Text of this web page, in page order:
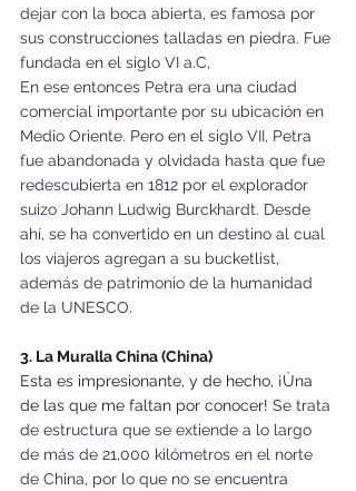
dejar con la boca abierta, es famosa por
sus construcciones talladas en piedra. Fue
fundada en el siglo VI a.C,
En ese entonces Petra era una ciudad
comercial importante por su ubicación en
Medio Oriente. Pero en el siglo VII, Petra
fue abandonada y olvidada hasta que fue
redescubierta en 1812 por el explorador
suizo Johann Ludwig Burckhardt. Desde
ahí, se ha convertido en un destino al cual
los viajeros agregan a su bucketlist,
además de patrimonio de la humanidad
de la UNESCO.
3. La Muralla China (China)
Esta es impresionante, y de hecho, ¡Ùna
de las que me faltan por conocer! Se trata
de estructura que se extiende a lo largo
de más de 21,000 kilómetros en el norte
de China, por lo que no se encuentra